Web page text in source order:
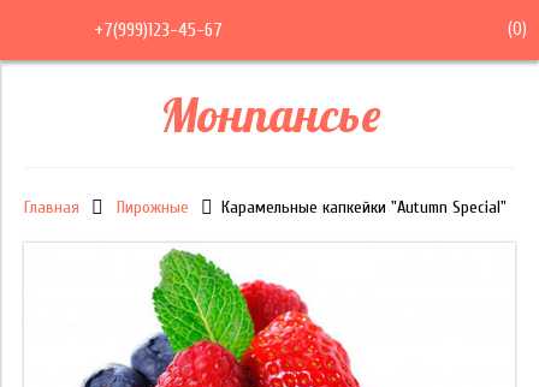
+7(999)123-45-67 (0)
Монпансье
Главная Пирожные Карамельные капкейки "Autumn Special"